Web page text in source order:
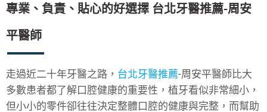
專業、負責、貼心的好選擇 台北牙醫推薦-周安
平醫師
走過近二十年牙醫之路， 台北牙醫推薦-周安平醫師比大
多數患者都了解口腔健康的重要性，植牙看似非常細小，
但小小的零件卻往往決定整體口腔的健康與完整，而幫助